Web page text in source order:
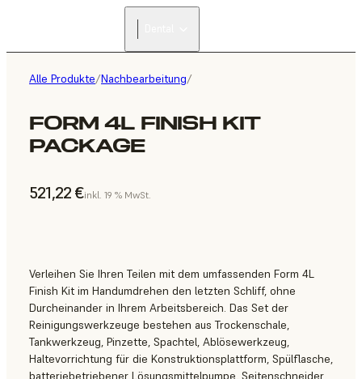
Alle Produkte/Nachbearbeitung/
FORM 4L FINISH KIT
PACKAGE
521,22 €inkl. 19 % MwSt.
Verleihen Sie Ihren Teilen mit dem umfassenden Form 4L
Finish Kit im Handumdrehen den letzten Schliff, ohne
Durcheinander in Ihrem Arbeitsbereich. Das Set der
Reinigungswerkzeuge bestehen aus Trockenschale,
Tankwerkzeug, Pinzette, Spachtel, Ablösewerkzeug,
Haltevorrichtung für die Konstruktionsplattform, Spülflasche,
batteriebetriebener Lösungsmittelpumpe, Seitenschneider